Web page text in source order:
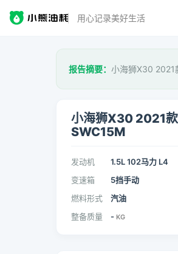
用心记录美好生活
报告摘要： 小海狮X30 2021
小海狮X30 2021
SWC15M
发动机 1.5L 102马力 L4
变速箱
5挡手动
燃料形式
汽油
整备质量 - KG